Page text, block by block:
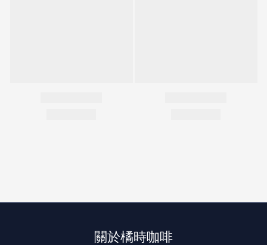
關於橘時咖啡